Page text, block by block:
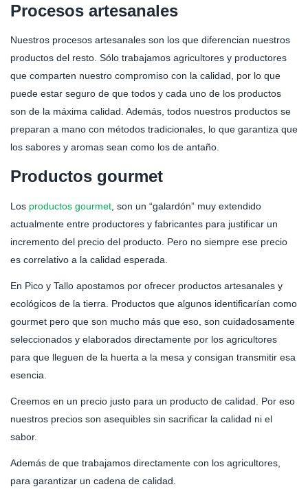
Procesos artesanales
Nuestros procesos artesanales son los que diferencian nuestros
productos del resto. Sólo trabajamos agricultores y productores
que comparten nuestro compromiso con la calidad, por lo que
puede estar seguro de que todos y cada uno de los productos
son de la máxima calidad. Además, todos nuestros productos se
preparan a mano con métodos tradicionales, lo que garantiza que
los sabores y aromas sean como los de antaño.
Productos gourmet
Los productos gourmet , son un “galardón” muy extendido
actualmente entre productores y fabricantes para justificar un
incremento del precio del producto. Pero no siempre ese precio
es correlativo a la calidad esperada.
En Pico y Tallo apostamos por ofrecer productos artesanales y
ecológicos de la tierra. Productos que algunos identificarían como
gourmet pero que son mucho más que eso, son cuidadosamente
seleccionados y elaborados directamente por los agricultores
para que lleguen de la huerta a la mesa y consigan transmitir esa
esencia.
Creemos en un precio justo para un producto de calidad. Por eso
nuestros precios son asequibles sin sacrificar la calidad ni el
sabor.
Además de que trabajamos directamente con los agricultores,
para garantizar un cadena de calidad.